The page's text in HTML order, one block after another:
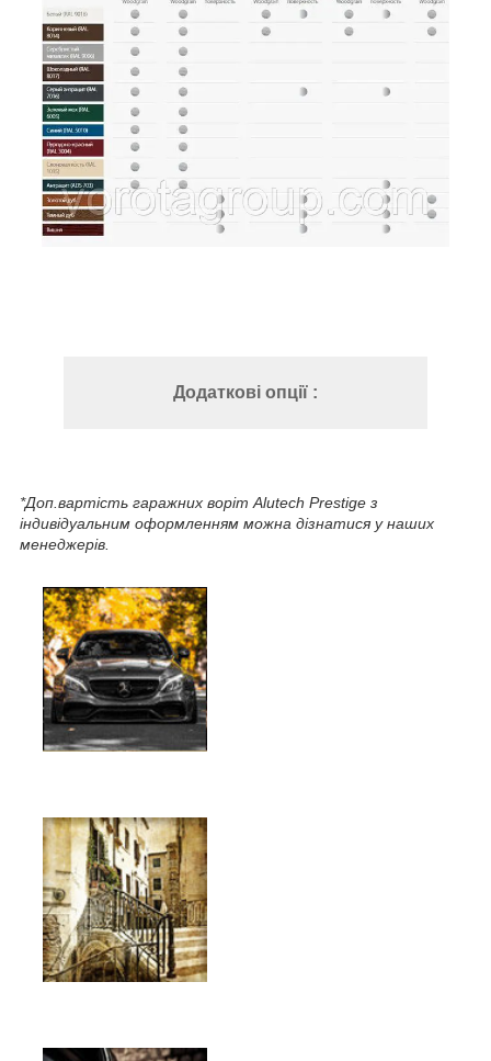
*Доп.вартість гаражних воріт Alutech Prestige з
індивідуальним оформленням можна дізнатися у наших
менеджерів.
Додаткові опції :